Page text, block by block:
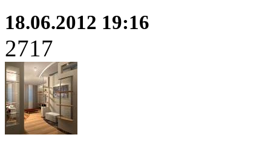
18.06.2012 19:16
2717